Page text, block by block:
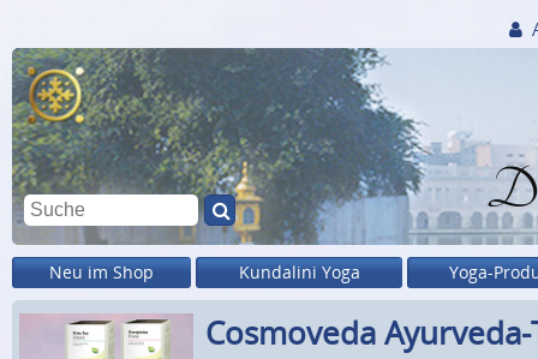
Neu im Shop Kundalini Yoga Yoga-
Cosmoveda Ayurveda-